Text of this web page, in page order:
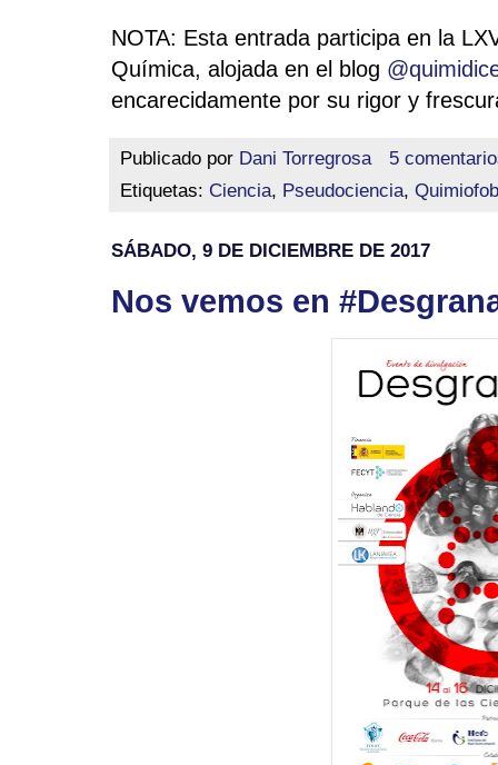
NOTA: Esta entrada participa en la
Química, alojada en el blog
encarecidamente por su rigor y
Publicado por Dani Torregrosa
5
Etiquetas: Ciencia, Pseudociencia,
SÁBADO, 9 DE DICIEMBRE DE 2017
Nos vemos en